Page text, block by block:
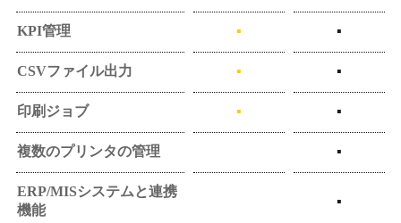
KPI管理 ▪ ▪
CSVファイル出力 ▪ ▪
印刷ジョブ ▪ ▪
複数のプリンタの管理 ▪
ERP/MISシステムと連携
機能
▪